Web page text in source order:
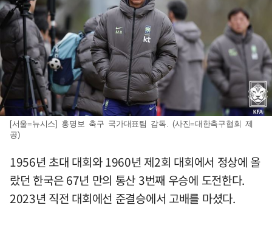
[서울=뉴시스] 홍명보 축구 국가대표팀 감독. (사진=대한축구협회 제
공)
1956년 초대 대회와 1960년 제2회 대회에서 정상에 올
랐던 한국은 67년 만의 통산 3번째 우승에 도전한다.
2023년 직전 대회에선 준결승에서 고배를 마셨다.